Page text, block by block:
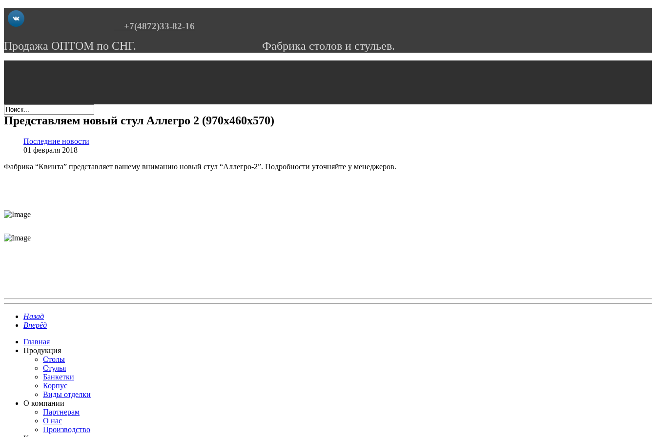
+7(4872)33-82-16
Продажа ОПТОМ по СНГ. Фабрика столов и стульев.
Представляем новый стул Аллегро 2 (970x460x570)
Последние новости
01 февраля 2018
Фабрика “Квинта” представляет вашему вниманию новый стул “Аллегро-2”. Подробности уточняйте у менеджеров.
Назад
Вперёд
Главная
Продукция
Столы
Стулья
Банкетки
Корпус
Виды отделки
О компании
Партнерам
О нас
Производство